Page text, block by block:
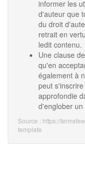
informer les
d'auteur que
du droit
retrait en
ledit contenu.
Une clause de
qu'en
également à
peut
approfondie
d'englober
Source : https://
template